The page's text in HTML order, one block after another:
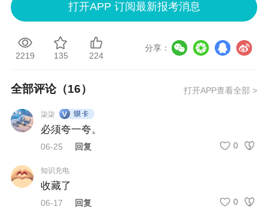
《会计》是注会考试的基础科目，不仅内容多，难度大、
时间紧，而且跟其他科目关联度都很大。在备考刚开始的
阶段，就一定要特别注意多安排时间给会计，做好规划。
小时。
《审计》的复习要做好“理解+记忆+做题”的结合，以“理
解”和忆”为主,以“做题”为辅，建议备考的学习时长为
《税法》如果从单个知识点来看，其实并不难，但是将这
些知识点放在一起就会觉得琐碎与繁杂。建议备考的学习
打开APP 订阅最新报考消息
2219 135 224
分享：
全部评论（16） 打开APP查看全部 >
柒柒
必须夸一夸。
06-25 回复 0
知识充电
收藏了
06-17 回复 0